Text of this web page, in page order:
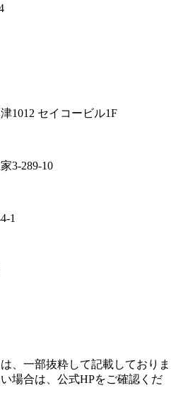
1012 セイコービル1F
3-289-10
1
、一部抜粋して記載しておりま
場合は、公式HPをご確認くだ